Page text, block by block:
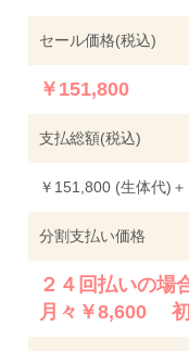
セール価格(税込)
￥151,800
支払総額(税込)
￥151,800 (生体代)
分割支払い価格
２４回払いの場
月々￥8,600